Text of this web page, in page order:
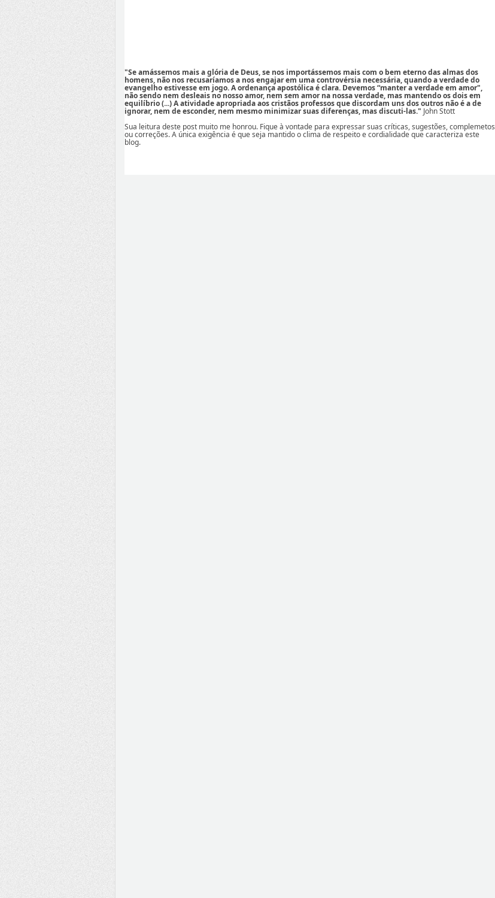
"Se amássemos mais a glória de Deus, se nos importássemos mais com o bem eterno das almas dos
homens, não nos recusaríamos a nos engajar em uma controvérsia necessária, quando a verdade do
evangelho estivesse em jogo. A ordenança apostólica é clara. Devemos “manter a verdade em amor",
não sendo nem desleais no nosso amor, nem sem amor na nossa verdade, mas mantendo os dois em
equilíbrio (...) A atividade apropriada aos cristãos professos que discordam uns dos outros não é a de
ignorar, nem de esconder, nem mesmo minimizar suas diferenças, mas discuti-las." John Stott
Sua leitura deste post muito me honrou. Fique à vontade para expressar suas críticas, sugestões, complemetos
ou correções. A única exigência é que seja mantido o clima de respeito e cordialidade que caracteriza este
blog.